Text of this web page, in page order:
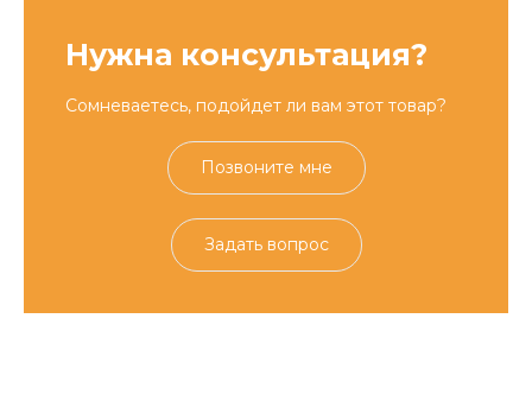
Нужна консультация?
Сомневаетесь, подойдет ли вам этот товар?
Позвоните мне
Задать вопрос